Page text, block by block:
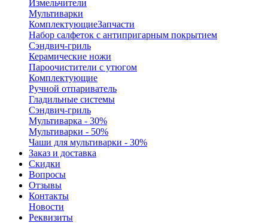
Измельчители
Мультиварки
КомплектующиеЗапчасти
Набор салфеток с антипригарным покрытием
Сэндвич-гриль
Керамические ножи
Пароочистители с утюгом
Комплектующие
Ручной отпариватель
Гладильные системы
Сэндвич-гриль
Мультиварка - 30%
Мультиварки - 50%
Чаши для мультиварки - 30%
Заказ и доставка
Скидки
Вопросы
Отзывы
Контакты
Новости
Реквизиты